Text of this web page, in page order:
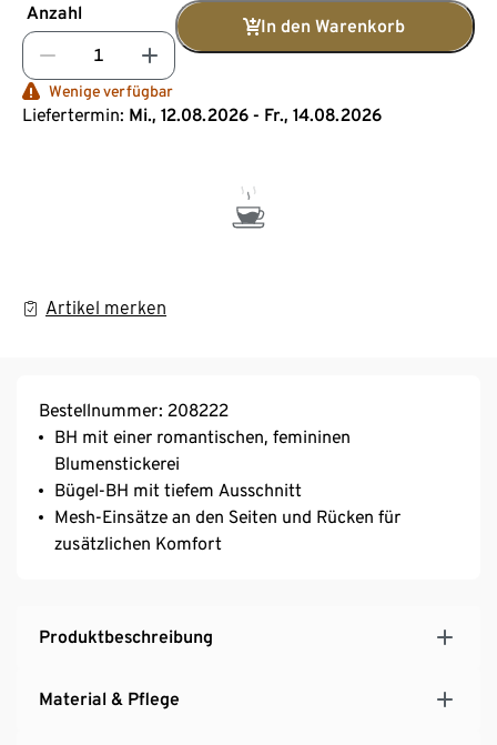
Anzahl
In den Warenkorb
Wenige verfügbar
Liefertermin: Mi., 12.08.2026 - Fr., 14.08.2026
Artikel merken
Bestellnummer: 208222
BH mit einer romantischen, femininen
Blumenstickerei
Bügel-BH mit tiefem Ausschnitt
Mesh-Einsätze an den Seiten und Rücken für
zusätzlichen Komfort
Produktbeschreibung
Material & Pflege